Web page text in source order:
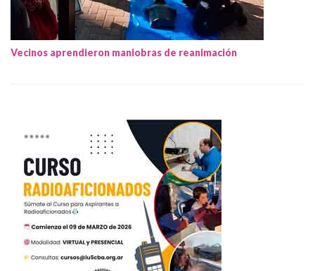
Vecinos aprendieron maniobras de reanimación